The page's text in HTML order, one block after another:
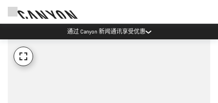
通过 Canyon 新闻通讯享受优惠